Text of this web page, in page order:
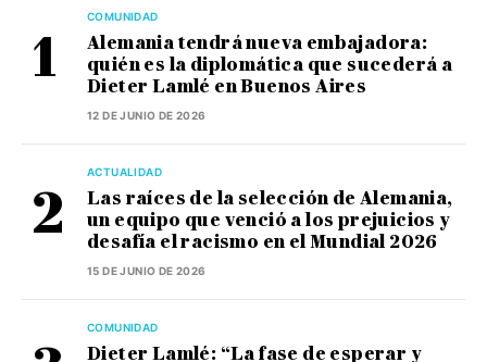
COMUNIDAD
Alemania tendrá nueva embajadora:
quién es la diplomática que sucederá a
Dieter Lamlé en Buenos Aires
12 DE JUNIO DE 2026
ACTUALIDAD
Las raíces de la selección de Alemania,
un equipo que venció a los prejuicios y
desafía el racismo en el Mundial 2026
15 DE JUNIO DE 2026
COMUNIDAD
Dieter Lamlé: “La fase de esperar y